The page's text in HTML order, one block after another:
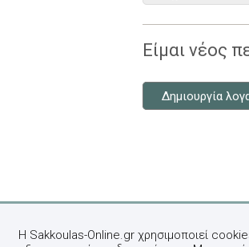
Είμαι νέος
Δημιουργία
Η Sakkoulas-Online.gr χρησιμοποιεί